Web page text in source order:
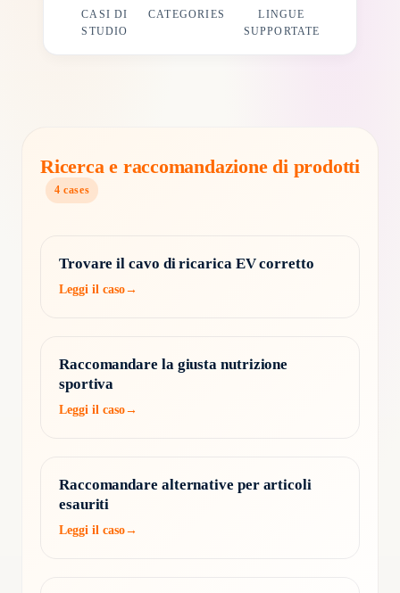
CASI DI
STUDIO
CATEGORIES
LINGUE
SUPPORTATE
Ricerca e raccomandazione di prodotti
4 cases
Trovare il cavo di ricarica EV corretto
Leggi il caso→
Raccomandare la giusta nutrizione
sportiva
Leggi il caso→
Raccomandare alternative per articoli
esauriti
Leggi il caso→